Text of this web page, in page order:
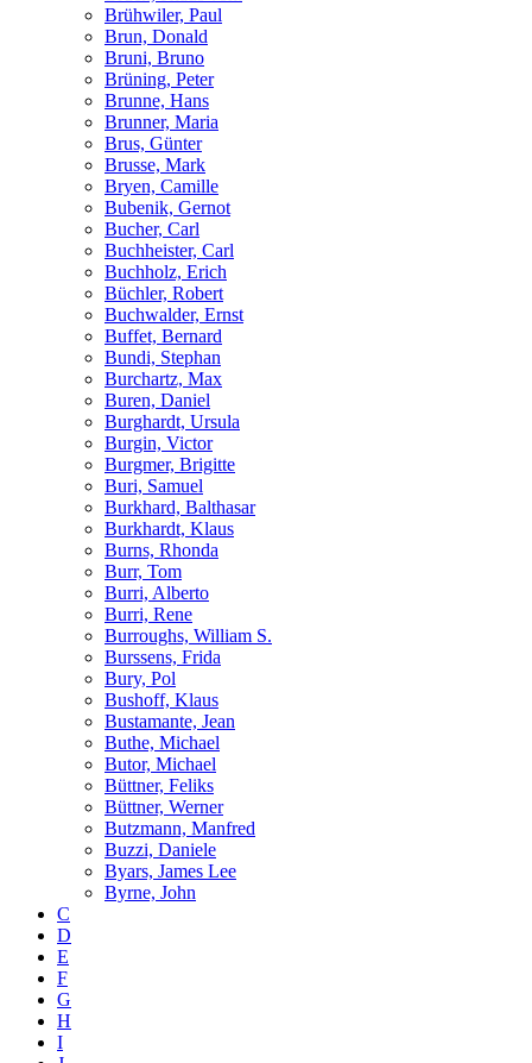
Brühwiler, Paul
Brun, Donald
Bruni, Bruno
Brüning, Peter
Brunne, Hans
Brunner, Maria
Brus, Günter
Brusse, Mark
Bryen, Camille
Bubenik, Gernot
Bucher, Carl
Buchheister, Carl
Buchholz, Erich
Büchler, Robert
Buchwalder, Ernst
Buffet, Bernard
Bundi, Stephan
Burchartz, Max
Buren, Daniel
Burghardt, Ursula
Burgin, Victor
Burgmer, Brigitte
Buri, Samuel
Burkhard, Balthasar
Burkhardt, Klaus
Burns, Rhonda
Burr, Tom
Burri, Alberto
Burri, Rene
Burroughs, William S.
Burssens, Frida
Bury, Pol
Bushoff, Klaus
Bustamante, Jean
Buthe, Michael
Butor, Michael
Büttner, Feliks
Büttner, Werner
Butzmann, Manfred
Buzzi, Daniele
Byars, James Lee
Byrne, John
C
D
E
F
G
H
I